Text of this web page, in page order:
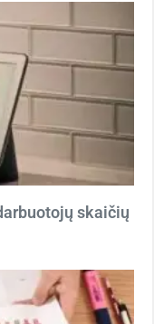
skaičių